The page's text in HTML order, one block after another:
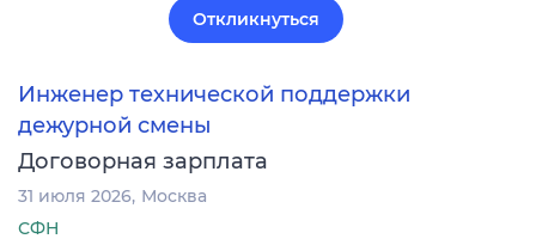
Откликнуться
Инженер технической поддержки
дежурной смены
Договорная зарплата
31 июля 2026 Москва
СФН